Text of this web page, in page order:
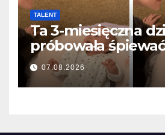
TALENT
Ta 3-miesięczna
próbowała
i roztopiła miliony
07.08.2026